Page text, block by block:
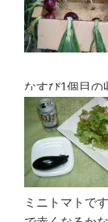
なすび1個目の
ミニトマトで